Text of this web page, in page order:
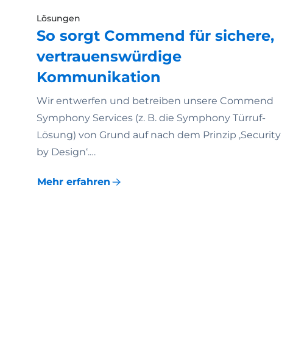
Lösungen
So sorgt Commend für sichere,
vertrauenswürdige
Kommunikation
Wir entwerfen und betreiben unsere Commend
Symphony Services (z. B. die Symphony Türruf-
Lösung) von Grund auf nach dem Prinzip ‚Security
by Design‘.…
Mehr erfahren